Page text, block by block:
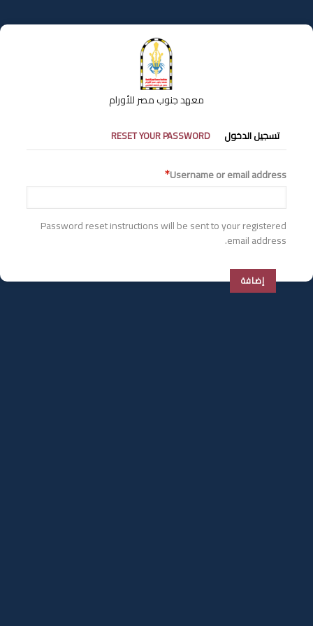
إلى
المحتوى
معهد جنوب مصر للأورام
التبويبات
الأساسية
تسجيل الدخول RESET YOUR PASSWORD
Username or email address
Password reset instructions will be sent to your registered
email address.